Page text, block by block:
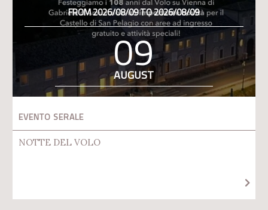
FROM 2026/08/09 TO 2026/08/09
09
AUGUST
EVENTO SERALE
NOTTE DEL VOLO